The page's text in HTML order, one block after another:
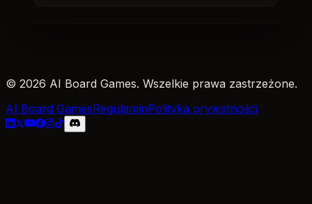
© 2026 AI Board Games. Wszelkie prawa zastrzeżone.
AI Board GamesRegulaminPolityka prywatności